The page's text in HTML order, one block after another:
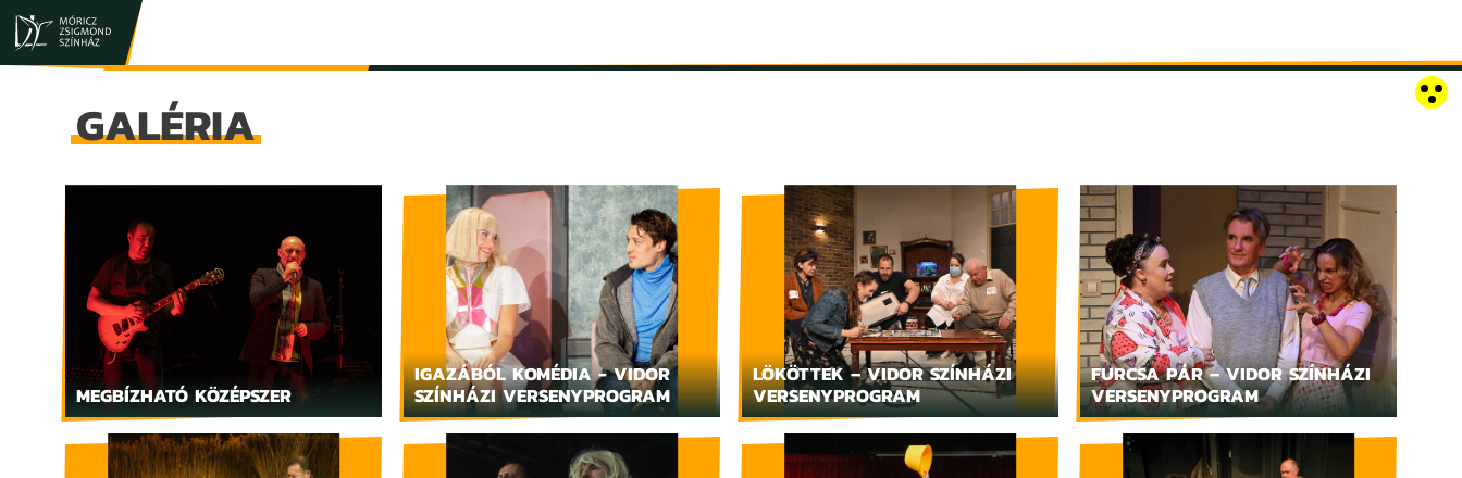
JEGY- ÉS BÉRLETVÁSÁRLÁS EN
GALÉRIA
MEGBÍZHATÓ KÖZÉPSZER
IGAZÁBÓL KOMÉDIA - VIDOR
SZÍNHÁZI VERSENYPROGRAM
LÖKÖTTEK – VIDOR SZÍNHÁZI
VERSENYPROGRAM
FURCSA PÁR – VIDOR SZÍNHÁZI
VERSENYPROGRAM